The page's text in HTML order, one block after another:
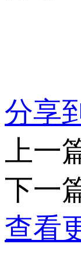
分享
上一
下一
查看